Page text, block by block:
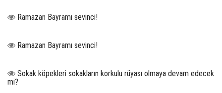
Ramazan Bayramı sevinci!
Ramazan Bayramı sevinci!
Sokak köpekleri sokakların korkulu rüyası olmaya devam edecek
mi?